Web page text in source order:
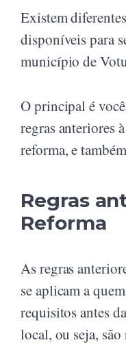
Existem
disponíveis para
município de
O principal é
regras anteriores
reforma, e
Regras
Reforma
As regras
se aplicam a
requisitos antes
local, ou seja,